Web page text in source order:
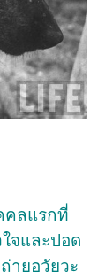
คลแรกที่
จและปอด
ายอวัยวะ